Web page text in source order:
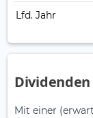
Lfd. Jahr
Dividenden
Mit einer